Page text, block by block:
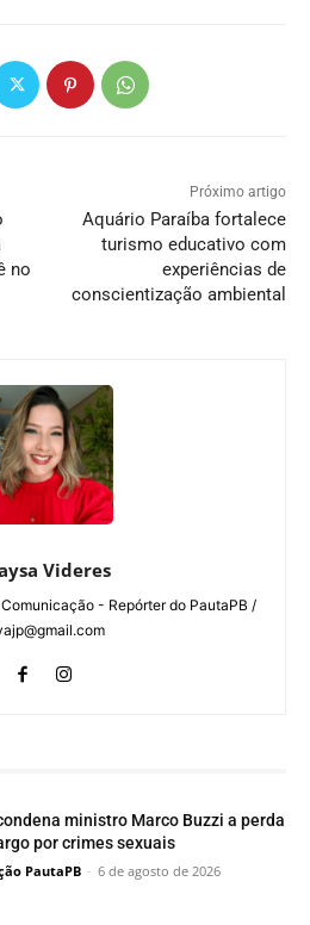
no
Próximo artigo
Aquário Paraíba fortalece
turismo educativo com
experiências de
conscientização ambiental
Videres
- Repórter do PautaPB /
ministro Marco Buzzi a perda
por crimes sexuais
PautaPB - 6 de agosto de 2026